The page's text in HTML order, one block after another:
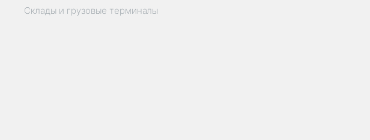
Склады и грузовые терминалы